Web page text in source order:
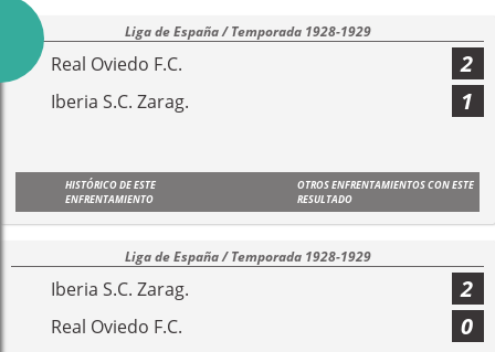
Liga de España / Temporada 1928-1929
Real Oviedo F.C. 2
Iberia S.C. Zarag. 1
HISTÓRICO DE ESTE
ENFRENTAMIENTO
OTROS ENFRENTAMIENTOS CON ESTE
RESULTADO
Liga de España / Temporada 1928-1929
Iberia S.C. Zarag. 2
Real Oviedo F.C. 0